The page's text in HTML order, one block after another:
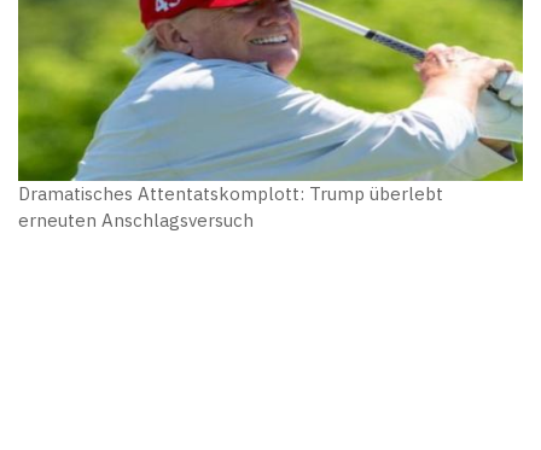
Dramatisches Attentatskomplott: Trump überlebt
erneuten Anschlagsversuch